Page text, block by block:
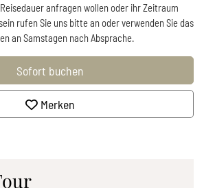
anfragen wollen oder ihr Zeitraum
rufen Sie uns bitte an oder verwenden Sie das
an Samstagen nach Absprache.
Sofort buchen
Merken